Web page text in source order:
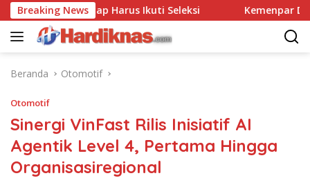
Langsung
ke
konten
Breaking News
Tetap Harus Ikuti Seleksi Kemenpar Dorong
Beranda Otomotif
Otomotif
Sinergi VinFast Rilis Inisiatif AI
Agentik Level 4, Pertama Hingga
Organisasiregional